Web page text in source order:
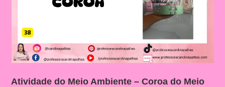
Atividade do Meio Ambiente – Coroa do Meio